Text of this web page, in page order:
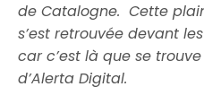
de Catalogne. Cette
s’est retrouvée devant
car c’est là que se
d’Alerta Digital.